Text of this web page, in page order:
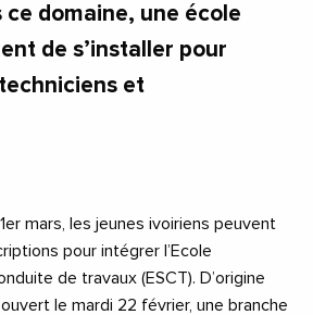
domaine, une école
de s’installer pour
et
mars, les jeunes ivoiriens peuvent
pour intégrer l’Ecole
de travaux (ESCT). D’origine
le mardi 22 février, une branche